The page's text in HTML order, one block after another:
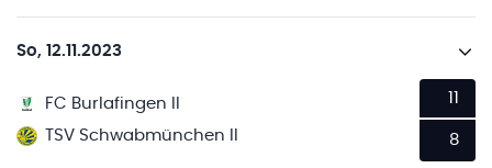
So, 12.11.2023
FC Burlafingen II
TSV Schwabmünchen II
8